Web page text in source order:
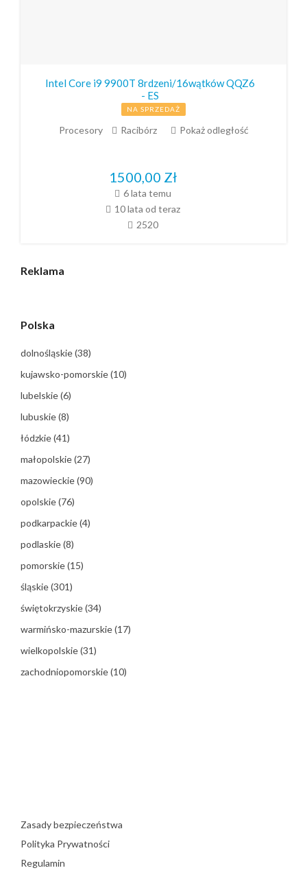
Intel Core i9 9900T 8rdzeni/16wątków QQZ6
- ES
NA SPRZEDAŻ
Procesory Racibórz Pokaż odległość
1500,00 Zł
6 lata temu
10 lata od teraz
2520
Reklama
Polska
dolnośląskie(38)
kujawsko-pomorskie(10)
lubelskie(6)
lubuskie(8)
łódzkie(41)
małopolskie(27)
mazowieckie(90)
opolskie(76)
podkarpackie(4)
podlaskie(8)
pomorskie(15)
śląskie(301)
świętokrzyskie(34)
warmińsko-mazurskie(17)
wielkopolskie(31)
zachodniopomorskie(10)
Zasady bezpieczeństwa
Polityka Prywatności
Regulamin